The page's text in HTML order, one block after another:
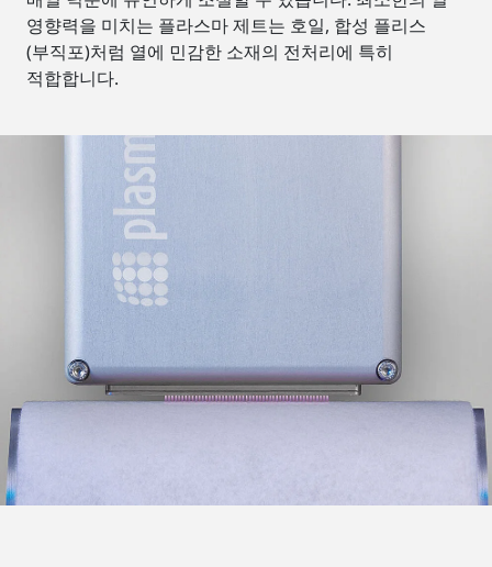
영향력을 미치는 플라스마 제트는 호일, 합성 플리스
(부직포)처럼 열에 민감한 소재의 전처리에 특히
적합합니다.